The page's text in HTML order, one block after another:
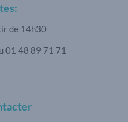
de 14h30
01 48 89 71 71